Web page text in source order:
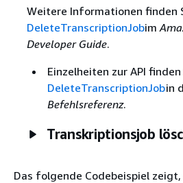
Weitere Informationen finden
DeleteTranscriptionJobim
Developer Guide.
Einzelheiten zur API finden
DeleteTranscriptionJobin
Befehlsreferenz.
Transkriptionsjob
Das folgende Codebeispiel